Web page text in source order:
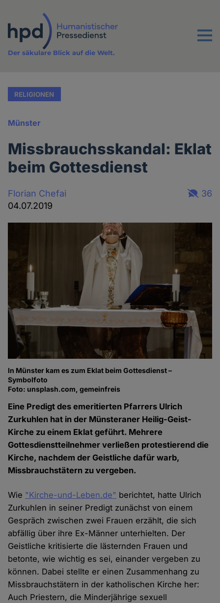
Inhalt
Menu
Der säkulare Blick auf die Welt.
RELIGIONEN
Münster
Missbrauchsskandal: Eklat
beim Gottesdienst
Florian Chefai
04.07.2019
36
In Münster kam es zum Eklat beim Gottesdienst –
Symbolfoto
Foto: unsplash.com, gemeinfreis
Eine Predigt des emeritierten Pfarrers Ulrich
Zurkuhlen hat in der Münsteraner Heilig-Geist-
Kirche zu einem Eklat geführt. Mehrere
Gottesdienstteilnehmer verließen protestierend die
Kirche, nachdem der Geistliche dafür warb,
Missbrauchstätern zu vergeben.
Wie "Kirche-und-Leben.de" berichtet, hatte Ulrich
Zurkuhlen in seiner Predigt zunächst von einem
Gespräch zwischen zwei Frauen erzählt, die sich
abfällig über ihre Ex-Männer unterhielten. Der
Geistliche kritisierte die lästernden Frauen und
betonte, wie wichtig es sei, einander vergeben zu
können. Dabei stellte er einen Zusammenhang zu
Missbrauchstätern in der katholischen Kirche her:
Auch Priestern, die Minderjährige sexuell